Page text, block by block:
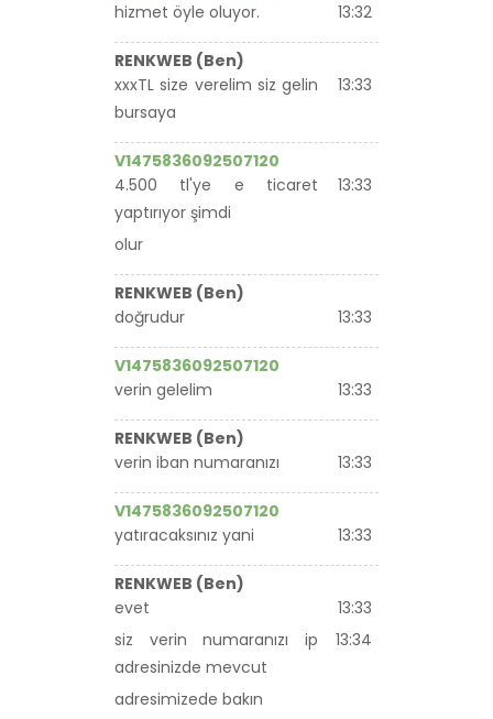
13:32
hizmet öyle oluyor.
RENKWEB (Ben)
13:33
xxxTL size verelim siz gelin
bursaya
V1475836092507120
13:33
4.500 tl'ye e ticaret
yaptırıyor şimdi
olur
RENKWEB (Ben)
13:33
doğrudur
V1475836092507120
13:33
verin gelelim
RENKWEB (Ben)
13:33
verin iban numaranızı
V1475836092507120
13:33
yatıracaksınız yani
RENKWEB (Ben)
13:33
evet
13:34
siz verin numaranızı ip
adresinizde mevcut
adresimizede bakın